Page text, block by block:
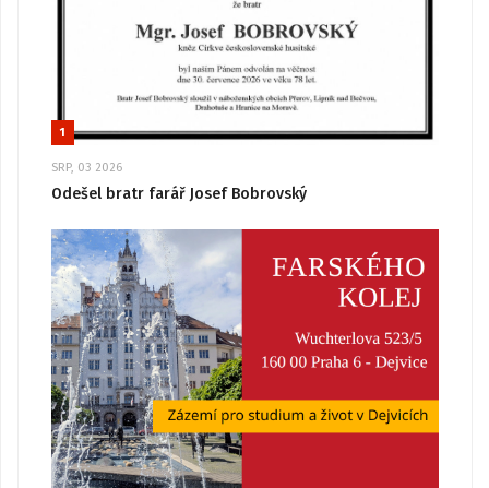
1
SRP, 03 2026
Odešel bratr farář Josef Bobrovský